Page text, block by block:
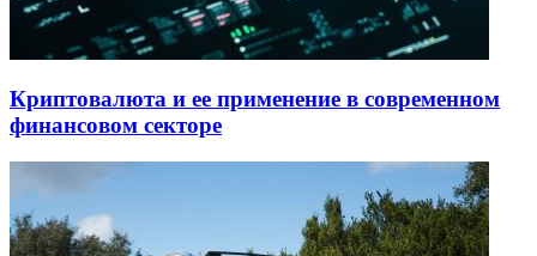
Криптовалюта и ее применение в современном
финансовом секторе